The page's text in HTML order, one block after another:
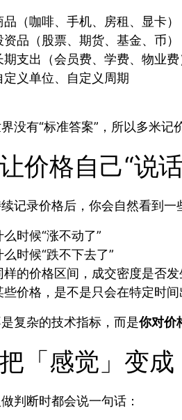
品（咖啡、手机、房租、显卡）
资品（股票、期货、基金、币）
期支出（会员费、学费、物业费
定义单位、自定义周期
没有“标准答案”，所以多米记
让价格自己“说
记录价格后，你会自然看到一
么时候“涨不动了”
么时候“跌不下去了”
样的价格区间，成交密度是否
些价格，是不是只会在特定时
复杂的技术指标，而是你对价
把「感觉」变成
判断时都会说一句话：